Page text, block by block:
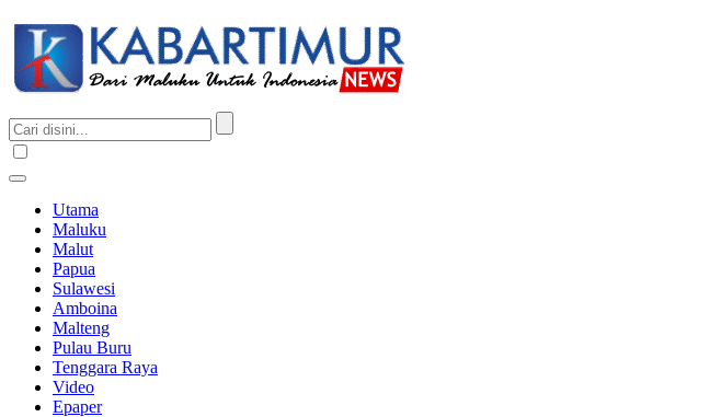
Utama
Maluku
Malut
Papua
Sulawesi
Amboina
Malteng
Pulau Buru
Tenggara Raya
Video
Epaper